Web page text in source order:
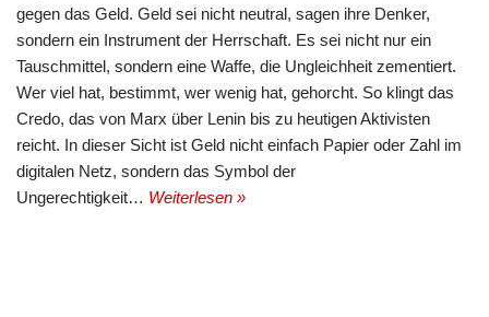
gegen das Geld. Geld sei nicht neutral, sagen ihre Denker,
sondern ein Instrument der Herrschaft. Es sei nicht nur ein
Tauschmittel, sondern eine Waffe, die Ungleichheit zementiert.
Wer viel hat, bestimmt, wer wenig hat, gehorcht. So klingt das
Credo, das von Marx über Lenin bis zu heutigen Aktivisten
reicht. In dieser Sicht ist Geld nicht einfach Papier oder Zahl im
digitalen Netz, sondern das Symbol der
Ungerechtigkeit… Weiterlesen »